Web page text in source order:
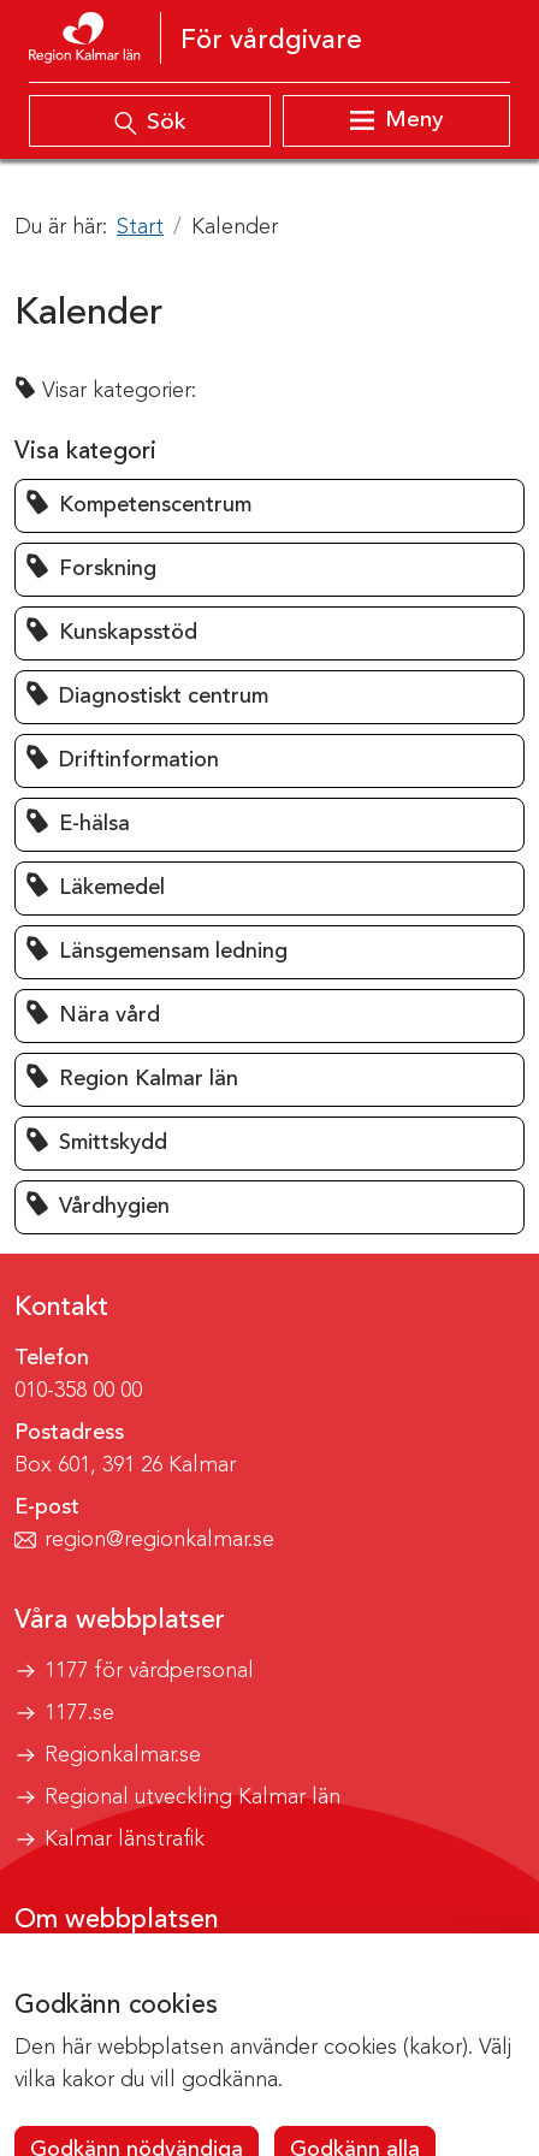
Godkänn cookies
Den här webbplatsen använder cookies (kakor). Välj
vilka kakor du vill godkänna.
Godkänn nödvändiga Godkänn alla
Hoppa till innehåll
För vårdgivare
Sök Meny
Du är här: Start Kalender
Kalender
Visar kategorier:
Visa kategori
Kompetenscentrum
Forskning
Kunskapsstöd
Diagnostiskt centrum
Driftinformation
E-hälsa
Läkemedel
Länsgemensam ledning
Nära vård
Region Kalmar län
Smittskydd
Vårdhygien
Kontakt
Telefon
010-358 00 00
Postadress
Box 601, 391 26 Kalmar
E-post
region@regionkalmar.se
Våra webbplatser
1177 för vårdpersonal
1177.se
Regionkalmar.se
Regional utveckling Kalmar län
Kalmar länstrafik
Om webbplatsen
Om cookies
Kontakta webbredaktionen